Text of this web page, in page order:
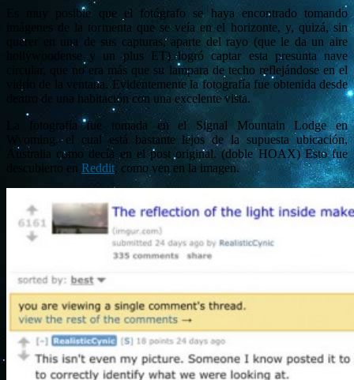
Es muy posible que el fotógrafo se haya encontrado tomando
imágenes de la tormenta que se veía en el horizonte, y, quizá, sin
querer en una de sus capturas, aparte del rayo (que le da un aire
hollywoodense y un plus ET) logró captar esta presunta nave
circular, que no era más que su lampara de techo reflejándose en el
vidrio de la ventana. Evidentemente la fotografía fue obtenida desde
dentro de una habitación con una excelente vista.
La fotografía fue tomada en el Signal Mountain Lodge en
Wyoming, el cual está bastante lejos de la supuesta ubicación,
Australia como decía en el post original. (doble HOAX) Esto fue
descubierto en Reddit, como ven en la imagen.